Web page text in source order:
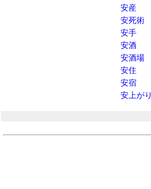
安産
安死術
安手
安酒
安酒場
安住
安宿
安上がり